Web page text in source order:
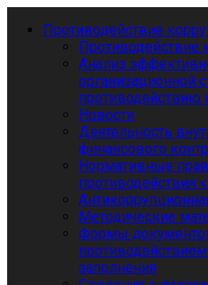
Противодействие
Противодействие
Анализ
организационной
противодействию
Новости
Деятельность
финансового
Нормативные
противодействия
Методические
Формы
заполнения